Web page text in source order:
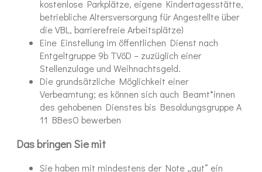
kostenlose Parkplätze, eigene Kindertagesstätte,
betriebliche Altersversorgung für Angestellte über
die VBL, barrierefreie Arbeitsplätze)
Eine Einstellung im öffentlichen Dienst nach
Entgeltgruppe 9b TVöD – zuzüglich einer
Stellenzulage und Weihnachtsgeld.
Die grundsätzliche Möglichkeit einer
Verbeamtung; es können sich auch Beamt*innen
des gehobenen Dienstes bis Besoldungsgruppe A
11 BBesO bewerben
Das bringen Sie mit
Sie haben mit mindestens der Note „gut“ ein